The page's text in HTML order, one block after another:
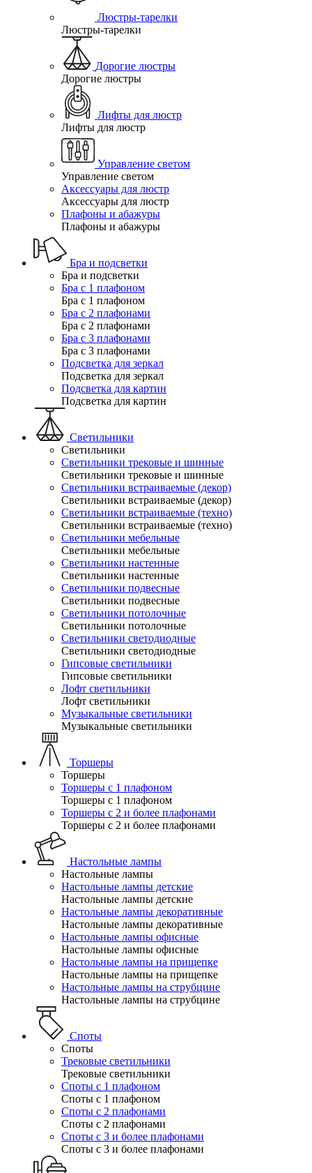
Люстры-тарелки
Люстры-тарелки
Дорогие люстры
Дорогие люстры
Лифты для люстр
Лифты для люстр
Управление светом
Управление светом
Аксессуары для люстр
Аксессуары для люстр
Плафоны и абажуры
Плафоны и абажуры
Бра и подсветки
Бра и подсветки
Бра с 1 плафоном
Бра с 1 плафоном
Бра с 2 плафонами
Бра с 2 плафонами
Бра с 3 плафонами
Бра с 3 плафонами
Подсветка для зеркал
Подсветка для зеркал
Подсветка для картин
Подсветка для картин
Светильники
Светильники
Светильники трековые и шинные
Светильники трековые и шинные
Светильники встраиваемые (декор)
Светильники встраиваемые (декор)
Светильники встраиваемые (техно)
Светильники встраиваемые (техно)
Светильники мебельные
Светильники мебельные
Светильники настенные
Светильники настенные
Светильники подвесные
Светильники подвесные
Светильники потолочные
Светильники потолочные
Светильники светодиодные
Светильники светодиодные
Гипсовые светильники
Гипсовые светильники
Лофт светильники
Лофт светильники
Музыкальные светильники
Музыкальные светильники
Торшеры
Торшеры
Торшеры с 1 плафоном
Торшеры с 1 плафоном
Торшеры с 2 и более плафонами
Торшеры с 2 и более плафонами
Настольные лампы
Настольные лампы
Настольные лампы детские
Настольные лампы детские
Настольные лампы декоративные
Настольные лампы декоративные
Настольные лампы офисные
Настольные лампы офисные
Настольные лампы на прищепке
Настольные лампы на прищепке
Настольные лампы на струбцине
Настольные лампы на струбцине
Споты
Споты
Трековые светильники
Трековые светильники
Споты с 1 плафоном
Споты с 1 плафоном
Споты с 2 плафонами
Споты с 2 плафонами
Споты с 3 и более плафонами
Споты с 3 и более плафонами